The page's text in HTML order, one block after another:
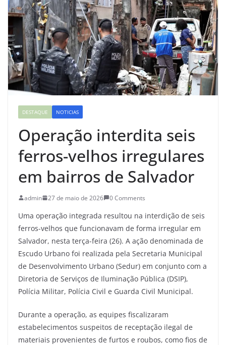
DESTAQUE NOTICIAS
Operação interdita seis
ferros-velhos irregulares
em bairros de Salvador
admin 27 de maio de 2026 0 Comments
Uma operação integrada resultou na interdição de seis
ferros-velhos que funcionavam de forma irregular em
Salvador, nesta terça-feira (26). A ação denominada de
Escudo Urbano foi realizada pela Secretaria Municipal
de Desenvolvimento Urbano (Sedur) em conjunto com a
Diretoria de Serviços de Iluminação Pública (DSIP),
Polícia Militar, Polícia Civil e Guarda Civil Municipal.
Durante a operação, as equipes fiscalizaram
estabelecimentos suspeitos de receptação ilegal de
materiais provenientes de furtos e roubos, como fios de